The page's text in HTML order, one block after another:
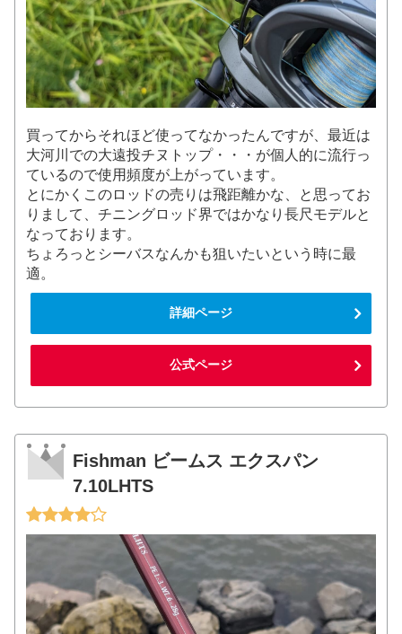
買ってからそれほど使ってなかったんですが、最近は
大河川での大遠投チヌトップ・・・が個人的に流行っ
ているので使用頻度が上がっています。
とにかくこのロッドの売りは飛距離かな、と思ってお
りまして、チニングロッド界ではかなり長尺モデルと
なっております。
ちょろっとシーバスなんかも狙いたいという時に最
適。
詳細ページ
公式ページ
Fishman ビームス エクスパン
7.10LHTS